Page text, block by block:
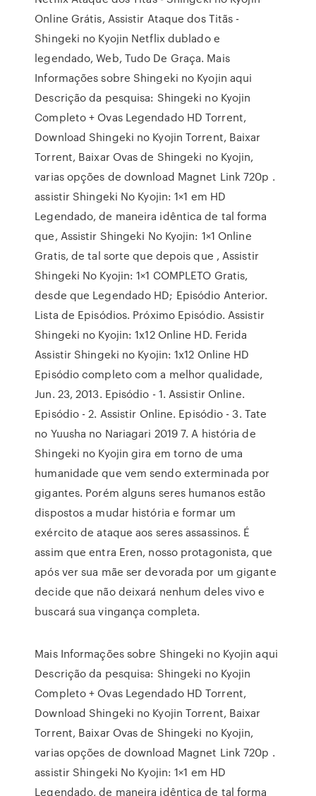
Online Grátis, Assistir Ataque dos Titãs -
Shingeki no Kyojin Netflix dublado e
legendado, Web, Tudo De Graça. Mais
Informações sobre Shingeki no Kyojin aqui
Descrição da pesquisa: Shingeki no Kyojin
Completo + Ovas Legendado HD Torrent,
Download Shingeki no Kyojin Torrent, Baixar
Torrent, Baixar Ovas de Shingeki no Kyojin,
varias opções de download Magnet Link 720p .
assistir Shingeki No Kyojin: 1×1 em HD
Legendado, de maneira idêntica de tal forma
que, Assistir Shingeki No Kyojin: 1×1 Online
Gratis, de tal sorte que depois que , Assistir
Shingeki No Kyojin: 1×1 COMPLETO Gratis,
desde que Legendado HD; Episódio Anterior.
Lista de Episódios. Próximo Episódio. Assistir
Shingeki no Kyojin: 1x12 Online HD. Ferida
Assistir Shingeki no Kyojin: 1x12 Online HD
Episódio completo com a melhor qualidade,
Jun. 23, 2013. Episódio - 1. Assistir Online.
Episódio - 2. Assistir Online. Episódio - 3. Tate
no Yuusha no Nariagari 2019 7. A história de
Shingeki no Kyojin gira em torno de uma
humanidade que vem sendo exterminada por
gigantes. Porém alguns seres humanos estão
dispostos a mudar história e formar um
exército de ataque aos seres assassinos. É
assim que entra Eren, nosso protagonista, que
após ver sua mãe ser devorada por um gigante
decide que não deixará nenhum deles vivo e
buscará sua vingança completa.
Mais Informações sobre Shingeki no Kyojin aqui
Descrição da pesquisa: Shingeki no Kyojin
Completo + Ovas Legendado HD Torrent,
Download Shingeki no Kyojin Torrent, Baixar
Torrent, Baixar Ovas de Shingeki no Kyojin,
varias opções de download Magnet Link 720p .
assistir Shingeki No Kyojin: 1×1 em HD
Legendado, de maneira idêntica de tal forma